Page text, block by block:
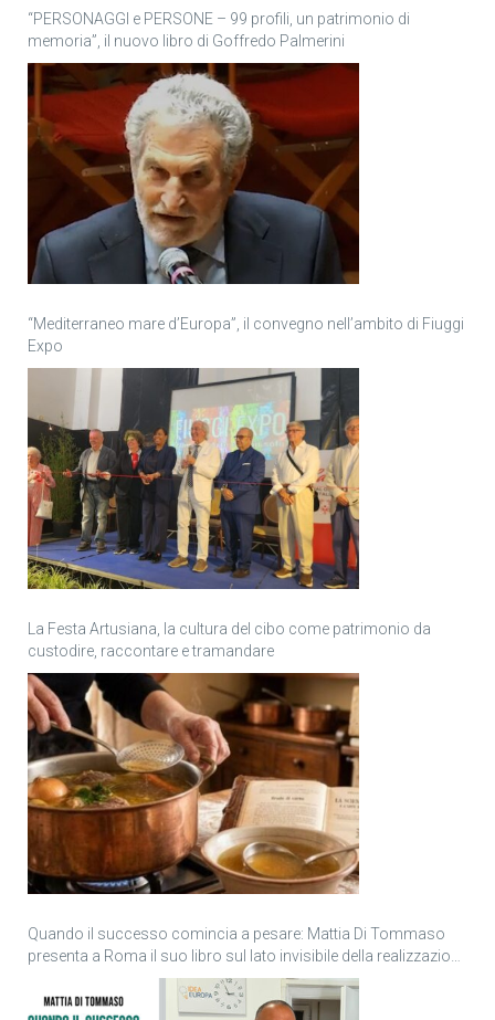
“PERSONAGGI e PERSONE – 99 profili, un patrimonio di
memoria”, il nuovo libro di Goffredo Palmerini
“Mediterraneo mare d’Europa”, il convegno nell’ambito di Fiuggi
Expo
La Festa Artusiana, la cultura del cibo come patrimonio da
custodire, raccontare e tramandare
Quando il successo comincia a pesare: Mattia Di Tommaso
presenta a Roma il suo libro sul lato invisibile della realizzazione